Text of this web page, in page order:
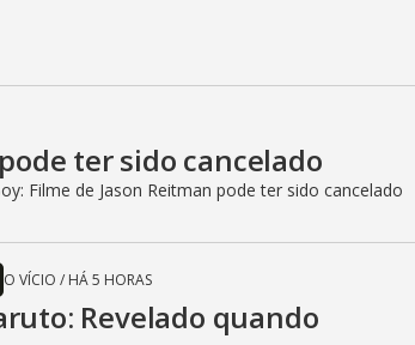
ter sido cancelado
Filme de Jason Reitman pode ter sido cancelado
O VÍCIO / HÁ 5 HORAS
Revelado quando